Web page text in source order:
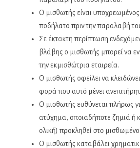
Ο μισθωτής είναι υποχρεωμένος
ποδήλατο πριν την παραλαβή
Σε έκτακτη περίπτωση
βλάβης ο μισθωτής μπορεί να
την εκμισθώτρια εταιρεία.
Ο μισθωτής οφείλει να
φορά που αυτό μένει
Ο μισθωτής ευθύνεται πλήρως
ατύχημα, οποιαδήποτε ζημιά ή
ολική) προκληθεί στο
Ο μισθωτής καταβάλει